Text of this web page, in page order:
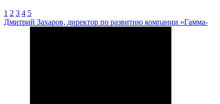
1 2 3 4 5
Дмитрий Захаров, директор по развитию компании «Гамма-